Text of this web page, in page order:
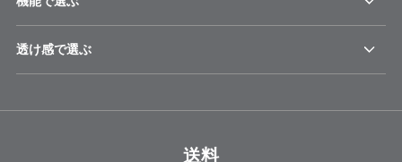
透け感で選ぶ
送料